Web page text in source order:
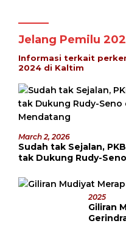
Jelang Pemilu
Informasi terkait
2024 di Kaltim
March 2, 2026
Sudah tak Sejalan,
tak Dukung Rudy-
2025
Giliran